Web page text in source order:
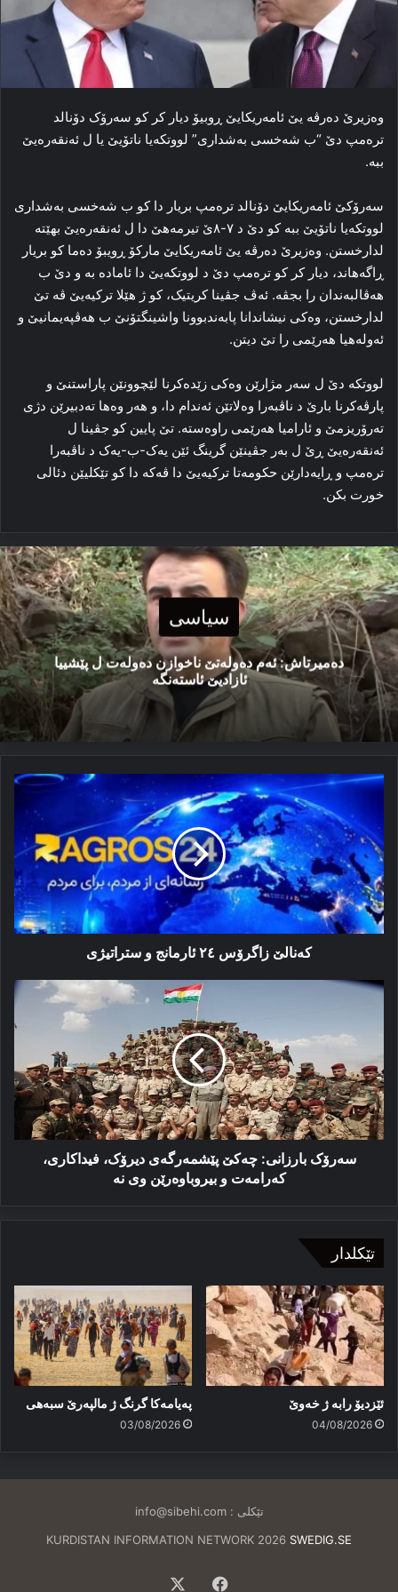
وه‌زیرێ ده‌رڤه‌ یێ ئامه‌ریکایێ ڕوبیۆ دیار کر کو سه‌رۆک دۆنالد
ترەمپ دێ “ب شه‌خسی به‌شداری” لووتکه‌یا ناتۆیێ یا ل ئه‌نقه‌رەیێ
ببه‌.
سه‌رۆکێ ئامه‌ریکایێ دۆنالد ترەمپ بریار دا کو ب شه‌خسی به‌شداری
لووتکه‌یا ناتۆیێ ببه‌ کو دێ د ۷-۸ێ تیرمه‌هێ دا ل ئه‌نقه‌رەیێ بهێتە
لدارخستن. وه‌زیرێ ده‌رڤه‌ یێ ئامه‌ریکایێ مارکۆ ڕویبۆ ده‌ما کو بریار
ڕاگەهاند، دیار کر کو ترەمپ دێ د لووتکه‌یێ دا ئاماده‌ به‌ و دێ ب
هه‌ڤالبه‌ندان را بجڤه‌. ئه‌ڤ جڤینا کریتیک، کو ژ هێلا ترکیه‌یێ ڤه‌ تێ
لدارخستن، وه‌کی نیشاندانا پابه‌ندبوونا واشینگتۆنێ ب هه‌ڤپه‌یمانیێ و
ئه‌وله‌هیا هه‌رێمی را تێ دیتن.
لووتکه‌ دێ ل سەر مژارێن وه‌کی زێده‌کرنا لێچوونێن پاراستنێ و
پارڤه‌کرنا بارێ د ناڤبه‌را وه‌لاتێن ئه‌ندام دا، و هه‌ر وه‌ها ته‌دبیرێن دژی
ته‌رۆریزمێ و ئارامیا هه‌رێمی راوەستە. تێ پایین کو جڤینا ل
ئه‌نقه‌رەیێ ڕێ ل به‌ر جڤینێن گرینگ ئێن یه‌ک-ب-یه‌ک د ناڤبه‌را
ترەمپ و ڕایه‌دارێن حکومه‌تا ترکیه‌یێ دا ڤه‌که‌ دا کو تێکلیێن دئالی
خورت بکن.
سیاسی
دەمیرتاش: ئەم دەولەتێ ناخوازن دەولەت ل پێشییا
ئازادیێ ئاستەنگە
کەنالێ
زاگرۆس
٢٤
ئارمانج
و
ستراتیژی
کەنالێ زاگرۆس ٢٤ ئارمانج و ستراتیژی
سەرۆک
پێشمەرگەی
دیرۆک،
فیداکاری،
کەرامەت
و
بیروباوەرێن
سەرۆک بارزانی: چەکێ پێشمەرگەی دیرۆک، فیداکاری،
کەرامەت و بیروباوەرێن وی نە
تێکلدار
ئێزدیۆ رابە ژ خەوێ
04/08/2026
پەیامەكا گرنگ ژ مالپەرێ سبەهی
03/08/2026
تێکلی :info@sibehi.com
KURDISTAN INFORMATION NETWORK 2026 SWEDIG.SE
Facebook